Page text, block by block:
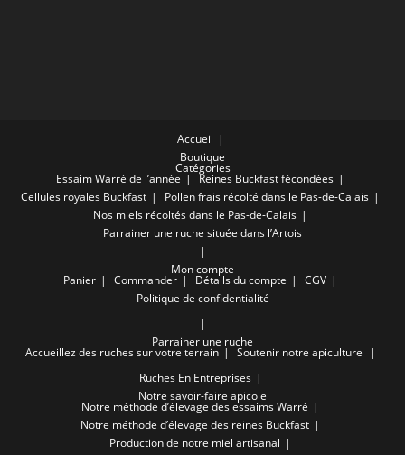
Accueil
Boutique
Catégories
Essaim Warré de l’année
Reines Buckfast fécondées
Cellules royales Buckfast
Pollen frais récolté dans le Pas-de-Calais
Nos miels récoltés dans le Pas-de-Calais
Parrainer une ruche située dans l’Artois
Mon compte
Panier Commander Détails du compte
CGV
Politique de confidentialité
Parrainer une ruche
Accueillez des ruches sur votre terrain
Soutenir notre apiculture
Ruches En Entreprises
Notre savoir-faire apicole
Notre méthode d’élevage des essaims Warré
Notre méthode d’élevage des reines Buckfast
Production de notre miel artisanal